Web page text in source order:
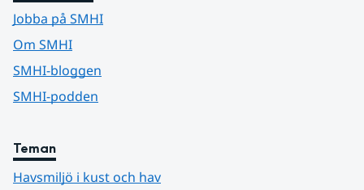
Jobba på SMHI
Om SMHI
SMHI-bloggen
SMHI-podden
Teman
Havsmiljö i kust och hav